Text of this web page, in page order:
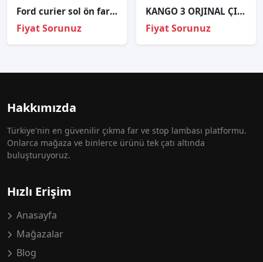
Ford curier sol ön far çıkma
Fiyat Sorunuz
KANGO 3 ORJINAL ÇIKMA SOL ÖN FAR
Fiyat Sorunuz
Hakkımızda
Türkiye'nin en güvenilir çıkma far ve stop lambası platformu.
Onlarca mağaza ve binlerce ürünü tek çatı altında
buluşturuyoruz.
Hızlı Erişim
Anasayfa
Mağazalar
Blog